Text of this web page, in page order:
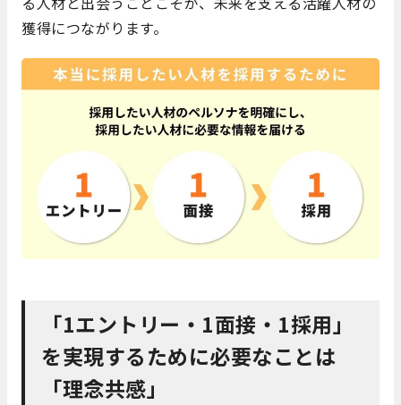
獲得につながります。
「1エントリー・1面接・1採用」
を実現するために必要なことは
「理念共感」